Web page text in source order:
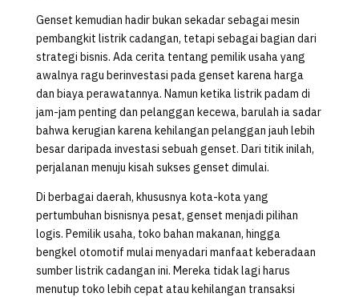
Genset kemudian hadir bukan sekadar sebagai mesin
pembangkit listrik cadangan, tetapi sebagai bagian dari
strategi bisnis. Ada cerita tentang pemilik usaha yang
awalnya ragu berinvestasi pada genset karena harga
dan biaya perawatannya. Namun ketika listrik padam di
jam-jam penting dan pelanggan kecewa, barulah ia sadar
bahwa kerugian karena kehilangan pelanggan jauh lebih
besar daripada investasi sebuah genset. Dari titik inilah,
perjalanan menuju kisah sukses genset dimulai.
Di berbagai daerah, khususnya kota-kota yang
pertumbuhan bisnisnya pesat, genset menjadi pilihan
logis. Pemilik usaha, toko bahan makanan, hingga
bengkel otomotif mulai menyadari manfaat keberadaan
sumber listrik cadangan ini. Mereka tidak lagi harus
menutup toko lebih cepat atau kehilangan transaksi